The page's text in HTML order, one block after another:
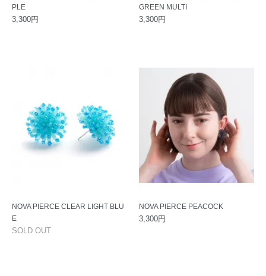
PLE
3,300円
GREEN MULTI
3,300円
NOVA PIERCE CLEAR LIGHT BLU
E
SOLD OUT
NOVA PIERCE PEACOCK
3,300円